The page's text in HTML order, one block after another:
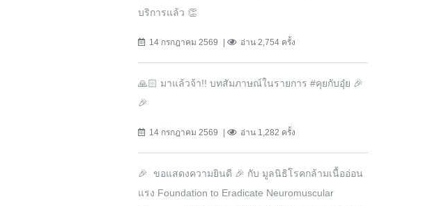
บริการแล้ว 👏
14 กรกฎาคม 2569 อ่าน 2,754 ครั้ง
🙏🏻 มาแล้วจ้า!! บทสัมภาษณ์ในรายการ #คุยกับอุ๋ย 🎉
🎉
14 กรกฎาคม 2569 อ่าน 1,282 ครั้ง
🎉 ขอแสดงความยินดี 🎉 กับ มูลนิธิโรคกล้ามเนื้ออ่อน
แรง Foundation to Eradicate Neuromuscular